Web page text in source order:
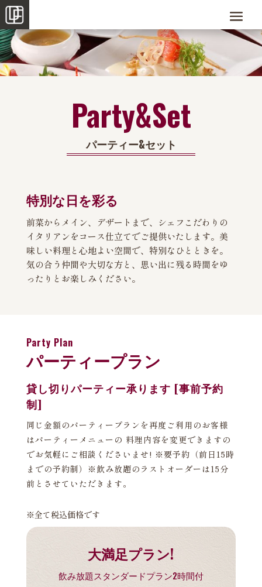
Party&Set
パーティー&セット
特別な日を彩る
前菜からメイン、デザートまで、シェフこだわりの
イタリアンをコース仕立てでご提供いたします。美
味しい料理と心地よい空間で、特別なひとときを。
気の合う仲間や大切な方と、思い出に残る時間をゆ
ったりとお楽しみください。
Party Plan
パーティープラン
貸し切りパーティー承ります [事前予約
制]
同じ金額のパーティープランを再度ご利用のお客様
はパーティーメニューの 料理内容を変更できますの
でお気軽にご相談くださいませ! ※要予約（前日15時
までの予約制）※飲み放題のラストオーダーは15分
前とさせていただきます。
※全て税込価格です
大満足プラン!
飲み放題スタンダードプラン2時間付